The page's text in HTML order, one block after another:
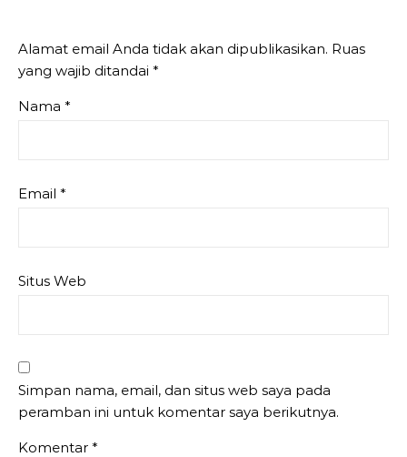
Alamat email Anda tidak akan dipublikasikan. Ruas
yang wajib ditandai *
Nama *
Email *
Situs Web
Simpan nama, email, dan situs web saya pada
peramban ini untuk komentar saya berikutnya.
Komentar *